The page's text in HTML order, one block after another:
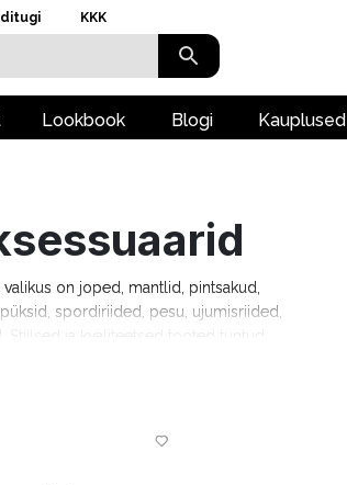
KKK
Lookbook Blogi Kauplused
on joped, mantlid, pintsakud,
spordiriided, pesu, ujumisriided,
Trespass, Lee Cooper, Mustang, Pierre